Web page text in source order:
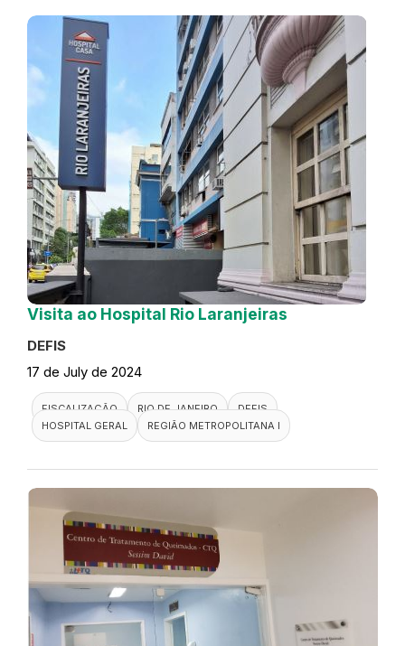
Visita ao Hospital Rio Laranjeiras
DEFIS
17 de July de 2024
FISCALIZAÇÃO RIO DE JANEIRO
DEFIS
HOSPITAL GERAL
REGIÃO METROPOLITANA I